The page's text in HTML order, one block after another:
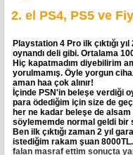
2. el PS4, PS5 ve
Playstation 4 Pro ilk çıktığı
oynandı deli gibi. Ortalama
Hiç kapatmadım diyebilirim
yorulmamış. Öyle yorgun
aman haa çok alınır!
İçinde PSN'in beleşe verdiği
para ödediğim için size de
her ne kadar beleşe de
söylememde normal geldi bir
Ben ilk çıktığı zaman 2 yıl
istediğim rakam şuan
falan masraf ettim sonuçta